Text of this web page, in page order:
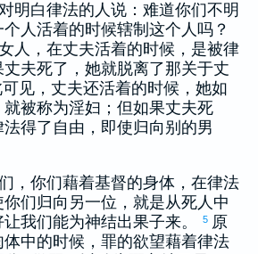
明白律法的人说：难道你们不明
人活着的时候辖制这个人吗？
人，在丈夫活着的时候，是被律
夫死了，她就脱离了那关于丈
见，丈夫还活着的时候，她如
被称为淫妇；但如果丈夫死
得了自由，即使归向别的男
，你们藉着基督的身体，在律法
你们归向另一位，就是从死人中
我们能为神结出果子来。
5 原
中的时候，罪的欲望藉着律法